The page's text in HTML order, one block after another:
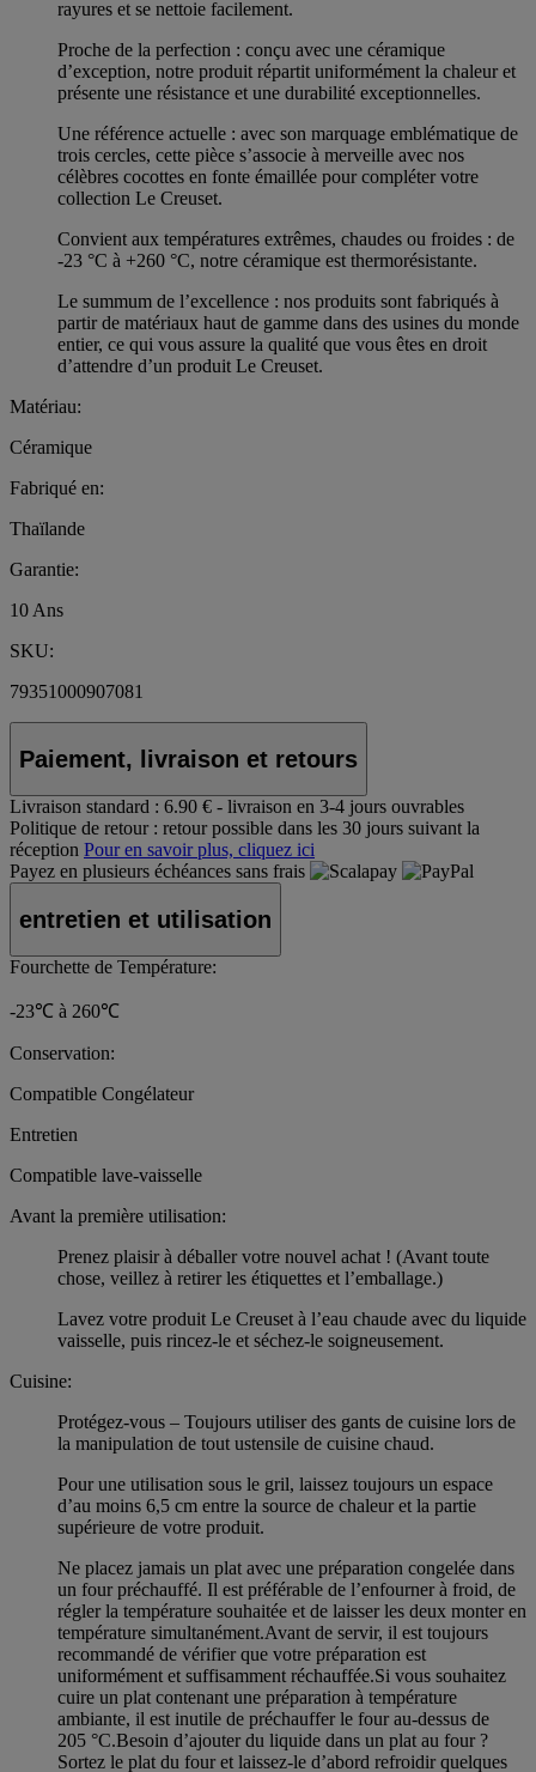
rayures et se nettoie facilement.
Proche de la perfection : conçu avec une céramique
d’exception, notre produit répartit uniformément la chaleur et
présente une résistance et une durabilité exceptionnelles.
Une référence actuelle : avec son marquage emblématique de
trois cercles, cette pièce s’associe à merveille avec nos
célèbres cocottes en fonte émaillée pour compléter votre
collection Le Creuset.
Convient aux températures extrêmes, chaudes ou froides : de
-23 °C à +260 °C, notre céramique est thermorésistante.
Le summum de l’excellence : nos produits sont fabriqués à
partir de matériaux haut de gamme dans des usines du monde
entier, ce qui vous assure la qualité que vous êtes en droit
d’attendre d’un produit Le Creuset.
Matériau:
Céramique
Fabriqué en:
Thaïlande
Garantie:
10 Ans
SKU:
79351000907081
Paiement, livraison et retours
Livraison standard : 6.90 € - livraison en 3-4 jours ouvrables
Politique de retour : retour possible dans les 30 jours suivant la
réception Pour en savoir plus, cliquez ici
Payez en plusieurs échéances sans frais
entretien et utilisation
Fourchette de Température:
-23℃ à 260℃
Conservation:
Compatible Congélateur
Entretien
Compatible lave-vaisselle
Avant la première utilisation:
Prenez plaisir à déballer votre nouvel achat ! (Avant toute
chose, veillez à retirer les étiquettes et l’emballage.)
Lavez votre produit Le Creuset à l’eau chaude avec du liquide
vaisselle, puis rincez-le et séchez-le soigneusement.
Cuisine:
Protégez-vous – Toujours utiliser des gants de cuisine lors de
la manipulation de tout ustensile de cuisine chaud.
Pour une utilisation sous le gril, laissez toujours un espace
d’au moins 6,5 cm entre la source de chaleur et la partie
supérieure de votre produit.
Ne placez jamais un plat avec une préparation congelée dans
un four préchauffé. Il est préférable de l’enfourner à froid, de
régler la température souhaitée et de laisser les deux monter en
température simultanément.Avant de servir, il est toujours
recommandé de vérifier que votre préparation est
uniformément et suffisamment réchauffée.Si vous souhaitez
cuire un plat contenant une préparation à température
ambiante, il est inutile de préchauffer le four au-dessus de
205 °C.Besoin d’ajouter du liquide dans un plat au four ?
Sortez le plat du four et laissez-le d’abord refroidir quelques